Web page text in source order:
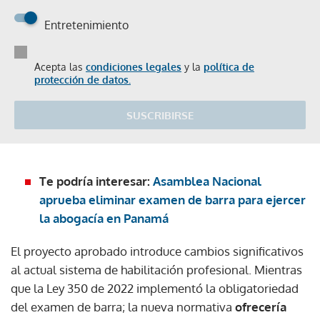
Entretenimiento
Acepta las condiciones legales y la política de
protección de datos.
SUSCRIBIRSE
Te podría interesar: Asamblea Nacional
aprueba eliminar examen de barra para ejercer
la abogacía en Panamá
El proyecto aprobado introduce cambios significativos
al actual sistema de habilitación profesional. Mientras
que la Ley 350 de 2022 implementó la obligatoriedad
del examen de barra; la nueva normativa ofrecería